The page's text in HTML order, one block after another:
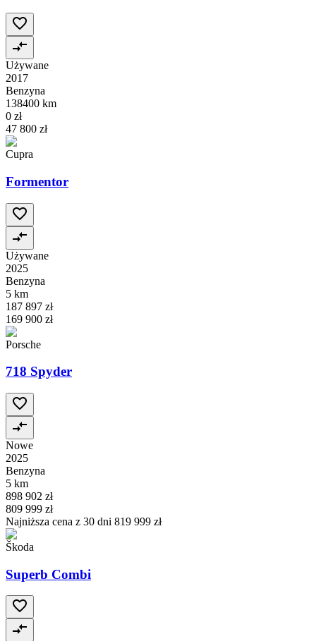
Używane
2017
Benzyna
138400 km
0 zł
47 800 zł
Cupra
Formentor
Używane
2025
Benzyna
5 km
187 897 zł
169 900 zł
Porsche
718 Spyder
Nowe
2025
Benzyna
5 km
898 902 zł
809 999 zł
Najniższa cena z 30 dni 819 999 zł
Škoda
Superb Combi